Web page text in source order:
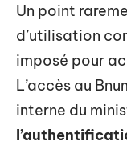
Un point
d’utilisation
imposé pour
L’accès au
interne du